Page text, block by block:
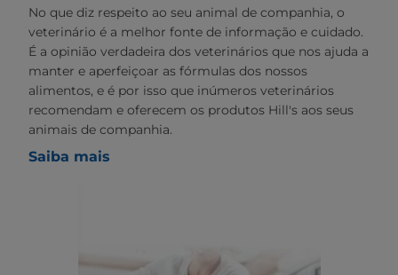
No que diz respeito ao seu animal de companhia, o
veterinário é a melhor fonte de informação e cuidado.
É a opinião verdadeira dos veterinários que nos ajuda a
manter e aperfeiçoar as fórmulas dos nossos
alimentos, e é por isso que inúmeros veterinários
recomendam e oferecem os produtos Hill's aos seus
animais de companhia.
Saiba mais